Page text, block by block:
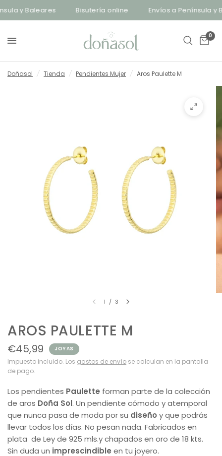
y Baleares Bisutería online Envíos a Península y
0
Doñasol / Tienda / Pendientes Mujer / Aros Paulette M
1 / 3
AROS PAULETTE M
€45,99 JOYAS
Impuesto incluido. Los gastos de envío se calculan en la pantalla
de pago.
Los pendientes Paulette forman parte de la colección
de aros Doña Sol. Un pendiente cómodo y atemporal
que nunca pasa de moda por su diseño y que podrás
llevar todos los días. No pesan nada. Fabricados en
plata de Ley de 925 mls.y chapados en oro de 18 kts.
Sin duda un imprescindible en tu joyero.